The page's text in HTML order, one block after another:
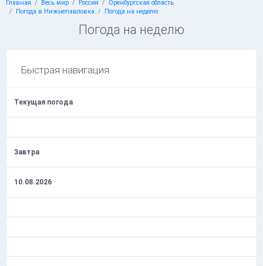
Главная Весь мир Россия
Оренбургская область
Погода в Нижнепавловка
Погода на неделю
Погода на неделю
Быстрая навигация
Текущая погода
Завтра
10.08.2026